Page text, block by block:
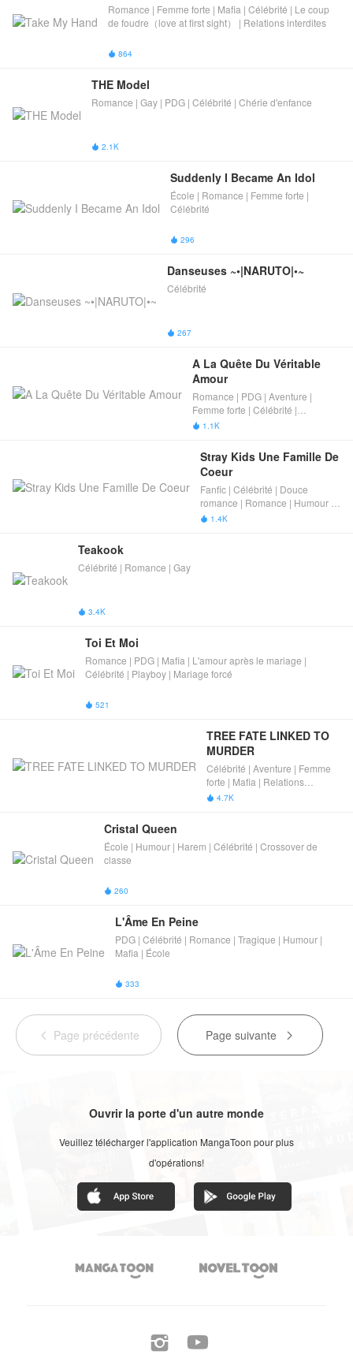
Romance | Femme forte | Mafia | Célébrité | Le coup
de foudre（love at first sight） | Relations interdites
 864
THE Model
Romance | Gay | PDG | Célébrité | Chérie d'enfance
 2.1K
Suddenly I Became An Idol
École | Romance | Femme forte |
Célébrité
 296
Danseuses ~•|NARUTO|•~
Célébrité
 267
A La Quête Du Véritable
Amour
Romance | PDG | Aventure |
Femme forte | Célébrité |
Crossover de classe
 1.1K
Stray Kids Une Famille De
Coeur
Fanfic | Célébrité | Douce
romance | Romance | Humour |
Le coup de foudre（love at first
 1.4K
Teakook
Célébrité | Romance | Gay
 3.4K
Toi Et Moi
Romance | PDG | Mafia | L'amour après le mariage |
Célébrité | Playboy | Mariage forcé
 521
TREE FATE LINKED TO
MURDER
Célébrité | Aventure | Femme
forte | Mafia | Relations
interdites
 4.7K
Cristal Queen
École | Humour | Harem | Célébrité | Crossover de
classe
 260
L'Âme En Peine
PDG | Célébrité | Romance | Tragique | Humour |
Mafia | École
 333
 Page précédente Page suivante 
Ouvrir la porte d'un autre monde
Veuillez télécharger l'application MangaToon pour plus
d'opérations!
 
 